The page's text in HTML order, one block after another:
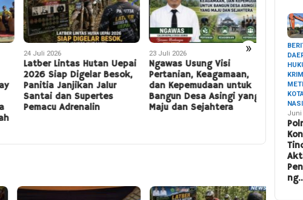
»
24 Juli 2026
Latber Lintas Hutan Uepai
2026 Siap Digelar Besok,
Panitia Janjikan Jalur
Santai dan Supertes
Pemacu Adrenalin
23 Juli 2026
Ngawas Usung Visi
Pertanian, Keagamaan,
dan Kepemudaan untuk
Bangun Desa Asingi yang
Maju dan Sejahtera
18 Juli 2026
Kenizio
Road
Sirkuit
Juni